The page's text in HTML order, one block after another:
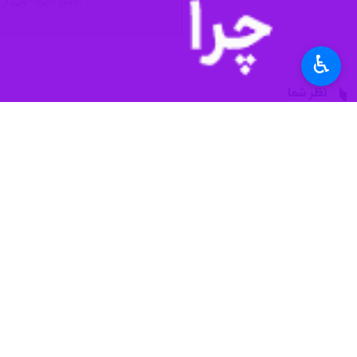
نظر شما
♿︎